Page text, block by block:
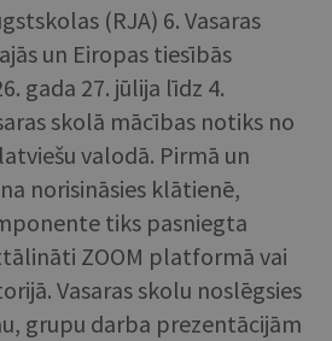
(RJA) 6. Vasaras
un Eiropas tiesībās
gada 27. jūlija līdz 4.
skolā mācības notiks no
valodā. Pirmā un
norisināsies klātienē,
tiks pasniegta
ZOOM platformā vai
Vasaras skolu noslēgsies
grupu darba prezentācijām